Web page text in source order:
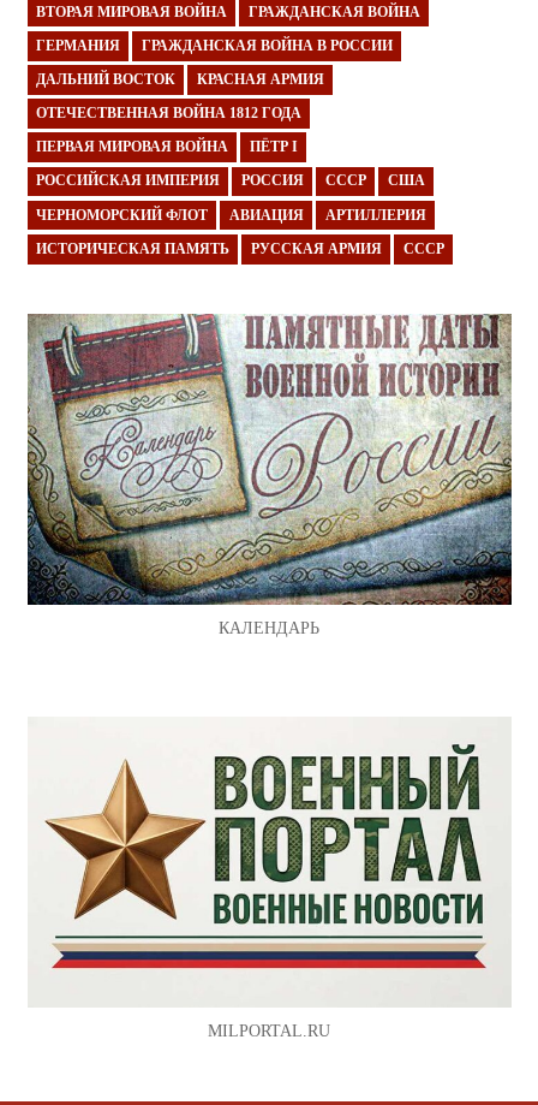
ВТОРАЯ МИРОВАЯ ВОЙНА ГРАЖДАНСКАЯ ВОЙНА
ГЕРМАНИЯ ГРАЖДАНСКАЯ ВОЙНА В РОССИИ
ДАЛЬНИЙ ВОСТОК КРАСНАЯ АРМИЯ
ОТЕЧЕСТВЕННАЯ ВОЙНА 1812 ГОДА
ПЕРВАЯ МИРОВАЯ ВОЙНА ПЁТР I
РОССИЙСКАЯ ИМПЕРИЯ РОССИЯ СССР США
ЧЕРНОМОРСКИЙ ФЛОТ АВИАЦИЯ АРТИЛЛЕРИЯ
ИСТОРИЧЕСКАЯ ПАМЯТЬ РУССКАЯ АРМИЯ СССР
КАЛЕНДАРЬ
MILPORTAL.RU